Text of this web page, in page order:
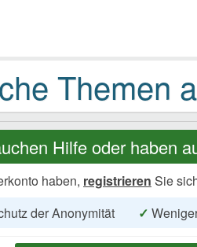
Hilfe oder haben
haben, registrieren Sie
der Anonymität ✓